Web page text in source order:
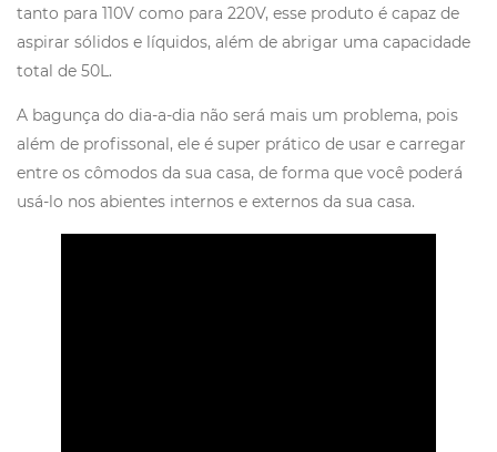
tanto para 110V como para 220V, esse produto é capaz de
aspirar sólidos e líquidos, além de abrigar uma capacidade
total de 50L.
A bagunça do dia-a-dia não será mais um problema, pois
além de profissonal, ele é super prático de usar e carregar
entre os cômodos da sua casa, de forma que você poderá
usá-lo nos abientes internos e externos da sua casa.